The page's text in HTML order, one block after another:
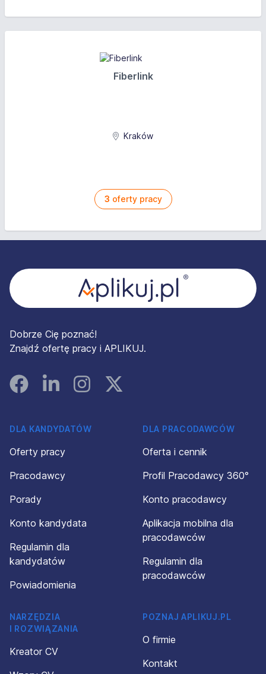
Fiberlink
Kraków
3 oferty pracy
Dobrze Cię poznać!
Znajdź ofertę pracy i APLIKUJ.
FacebookLinked InInstagramInstagram
DLA KANDYDATÓW
Oferty pracy
Pracodawcy
Porady
Konto kandydata
Regulamin dla
kandydatów
Powiadomienia
DLA PRACODAWCÓW
Oferta i cennik
Profil Pracodawcy 360°
Konto pracodawcy
Aplikacja mobilna dla
pracodawców
Regulamin dla
pracodawców
NARZĘDZIA
I ROZWIĄZANIA
Kreator CV
POZNAJ APLIKUJ.PL
O firmie
Kontakt